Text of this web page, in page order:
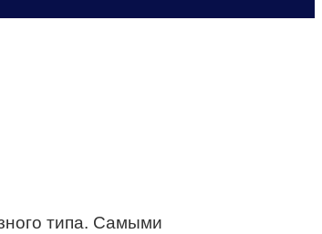
типа. Самыми